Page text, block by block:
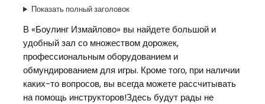
Показать полный заголовок
В «Боулинг Измайлово» вы найдете большой и
удобный зал со множеством дорожек,
профессиональным оборудованием и
обмундированием для игры. Кроме того, при наличии
каких-то вопросов, вы всегда можете рассчитывать
на помощь инструкторов!Здесь будут рады не